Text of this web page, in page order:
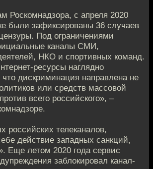
Роскомнадзора, с апреля 2020
были зафиксированы 36 случаев
Под ограничениями
каналы СМИ,
НКО и спортивных команд.
ресурсы наглядно
дискриминация направлена не
или средств массовой
всего российского», –
российских телеканалов,
действие западных санкций,
Еще летом 2020 года сервис
заблокировал канал-